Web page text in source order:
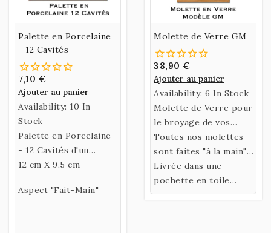
Palette en Porcelaine
- 12 Cavités
7,10 €
Ajouter au panier
Availability: 10 In
Stock
Palette en Porcelaine
- 12 Cavités d'un
diamètre de 21 mm,
mélange de vos
12 cm X 9,5 cm
Aspect "Fait-Main"
Molette de Verre GM
38,90 €
Ajouter au panier
Availability: 6 In Stock
Molette de Verre pour
le broyage de vos
couleurs.
Toutes nos molettes
sont faites "à la main",
elles sont donc toutes
différentes.
Livrée dans une
pochette en toile
pour le transport.